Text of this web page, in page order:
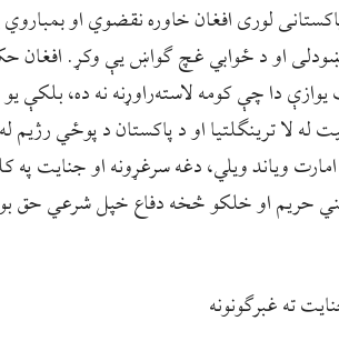
لوری افغان خاوره نقضوي او
ښودلی او د ځوابي غچ ګواښ یې وکړ. افغان
دا چې کومه لاسته‌راوړنه نه ده، بلکې
لا ترينګلتيا او د پاکستان د پوځي رژیم له
ویاند ویلي، دغه سرغړونه او جنایت
حريم او خلکو څخه دفاع خپل شرعي حق
ته غبرګونونه